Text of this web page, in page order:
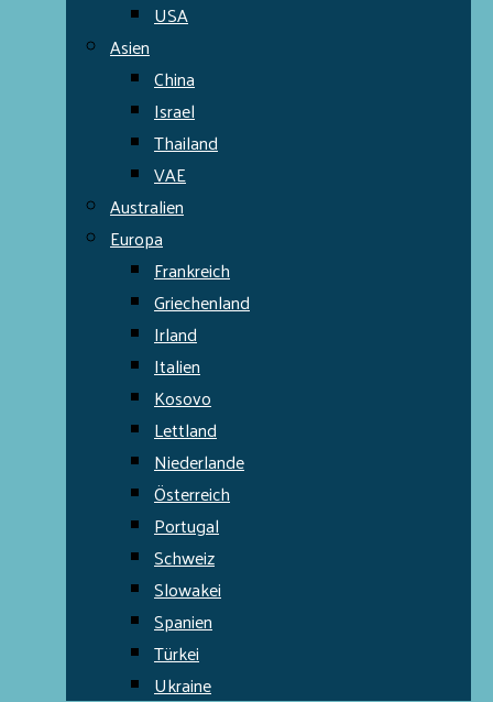
USA
Asien
China
Israel
Thailand
VAE
Australien
Europa
Frankreich
Griechenland
Irland
Italien
Kosovo
Lettland
Niederlande
Österreich
Portugal
Schweiz
Slowakei
Spanien
Türkei
Ukraine